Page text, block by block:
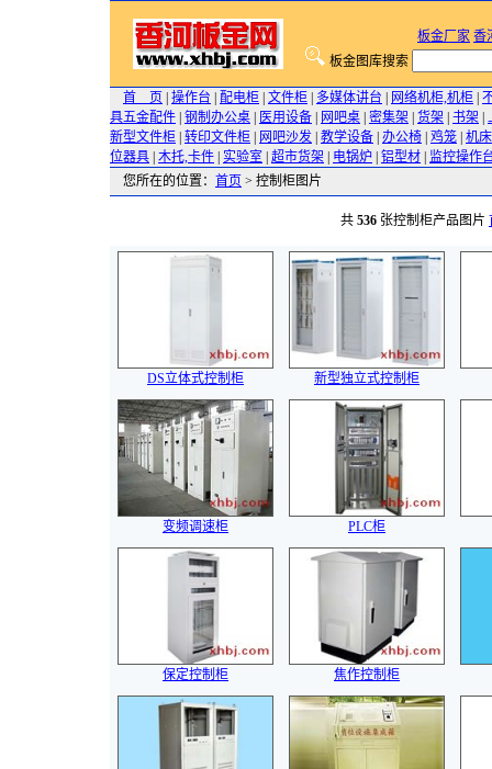
板金厂家 香
板金图库搜索
首 页 操作台 配电柜 文件柜 多媒体讲台 网络机柜,机柜
具五金配件 钢制办公桌 医用设备 网吧桌 密集架 货架 书架
新型文件柜 转印文件柜 网吧沙发 教学设备 办公椅 鸡笼 机
位器具 木托,卡件 实验室 超市货架 电锅炉 铝型材
监控操作
您所在的位置： 首页 > 控制柜图片
共 536 张控制柜产品图片
DS立体式控制柜 新型独立式控制柜
变频调速柜 PLC柜
保定控制柜 焦作控制柜